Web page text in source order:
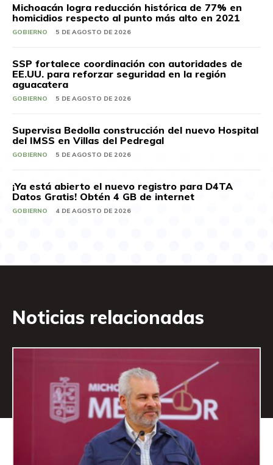
Michoacán logra reducción histórica de 77% en
homicidios respecto al punto más alto en 2021
GOBIERNO 5 DE AGOSTO DE 2026
SSP fortalece coordinación con autoridades de
EE.UU. para reforzar seguridad en la región
aguacatera
GOBIERNO 5 DE AGOSTO DE 2026
Supervisa Bedolla construcción del nuevo Hospital
del IMSS en Villas del Pedregal
GOBIERNO 5 DE AGOSTO DE 2026
¡Ya está abierto el nuevo registro para D4TA
Datos Gratis! Obtén 4 GB de internet
GOBIERNO 4 DE AGOSTO DE 2026
Noticias relacionadas